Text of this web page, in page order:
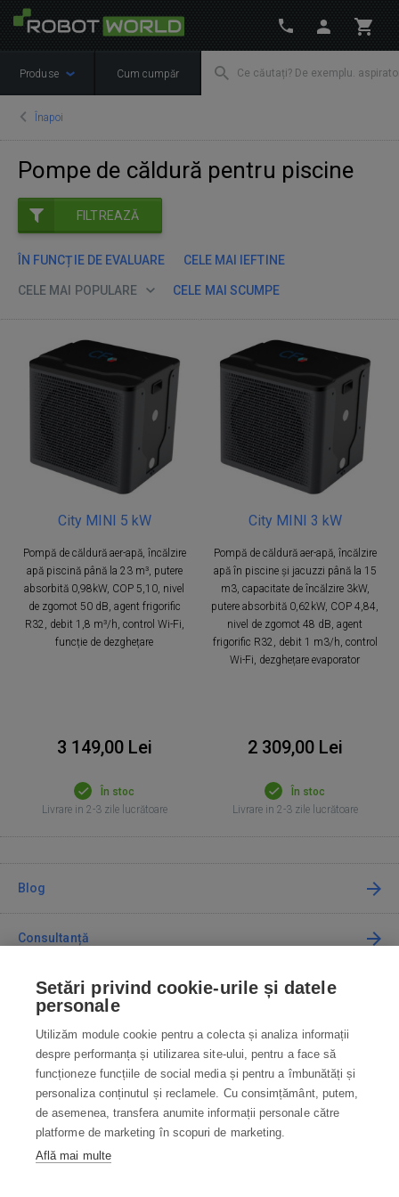
Produse Cum cumpăr
Înapoi
Pompe de căldură pentru piscine
FILTREAZĂ
ÎN FUNCȚIE DE EVALUARE CELE MAI IEFTINE
CELE MAI POPULARE CELE MAI SCUMPE
City MINI 5 kW
Pompă de căldură aer-apă, încălzire
apă piscină până la 23 m³, putere
absorbită 0,98kW, COP 5,10, nivel
de zgomot 50 dB, agent frigorific
R32, debit 1,8 m³/h, control Wi-Fi,
funcție de dezghețare
3 149,00 Lei
În stoc
Livrare in 2-3 zile lucrătoare
City MINI 3 kW
Pompă de căldură aer-apă, încălzire
apă în piscine și jacuzzi până la 15
m3, capacitate de încălzire 3kW,
putere absorbită 0,62kW, COP 4,84,
nivel de zgomot 48 dB, agent
frigorific R32, debit 1 m3/h, control
Wi-Fi, dezghețare evaporator
2 309,00 Lei
În stoc
Livrare in 2-3 zile lucrătoare
Blog
Consultanță
Cum cumpăr
Contact
Contactați-ne
info@robotworld.ro
031 22 97 010
Setări privind cookie-urile și datele
personale
Utilizăm module cookie pentru a colecta și analiza informații
despre performanța și utilizarea site-ului, pentru a face să
funcționeze funcțiile de social media și pentru a îmbunătăți și
personaliza conținutul și reclamele. Cu consimțământ, putem,
de asemenea, transfera anumite informații personale către
platforme de marketing în scopuri de marketing.
Află mai multe